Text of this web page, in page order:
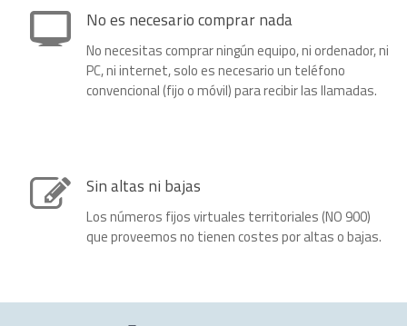
No es necesario comprar nada
No necesitas comprar ningún equipo, ni ordenador, ni
PC, ni internet, solo es necesario un teléfono
convencional (fijo o móvil) para recibir las llamadas.
Sin altas ni bajas
Los números fijos virtuales territoriales (NO 900)
que proveemos no tienen costes por altas o bajas.